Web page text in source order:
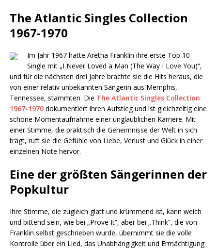
The Atlantic Singles Collection
1967-1970
Im Jahr 1967 hatte Aretha Franklin ihre erste Top 10-
Single mit „I Never Loved a Man (The Way I Love You)“,
und für die nächsten drei Jahre brachte sie die Hits heraus, die
von einer relativ unbekannten Sängerin aus Memphis,
Tennessee, stammten. Die The Atlantic Singles Collection
1967-1970 dokumentiert ihren Aufstieg und ist gleichzeitig eine
schöne Momentaufnahme einer unglaublichen Karriere. Mit
einer Stimme, die praktisch die Geheimnisse der Welt in sich
trägt, ruft sie die Gefühle von Liebe, Verlust und Glück in einer
einzelnen Note hervor.
Eine der größten Sängerinnen der
Popkultur
Ihre Stimme, die zugleich glatt und krümmend ist, kann weich
und bittend sein, wie bei „Prove It“, aber bei „Think“, die von
Franklin selbst geschrieben wurde, übernimmt sie die volle
Kontrolle über ein Lied, das Unabhängigkeit und Ermächtigung